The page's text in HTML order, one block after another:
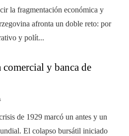
la fragmentación económica y
afronta un doble reto: por
y polít...
comercial y banca de
de 1929 marcó un antes y un
El colapso bursátil iniciado